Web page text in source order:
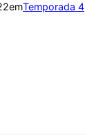
emTemporada 4